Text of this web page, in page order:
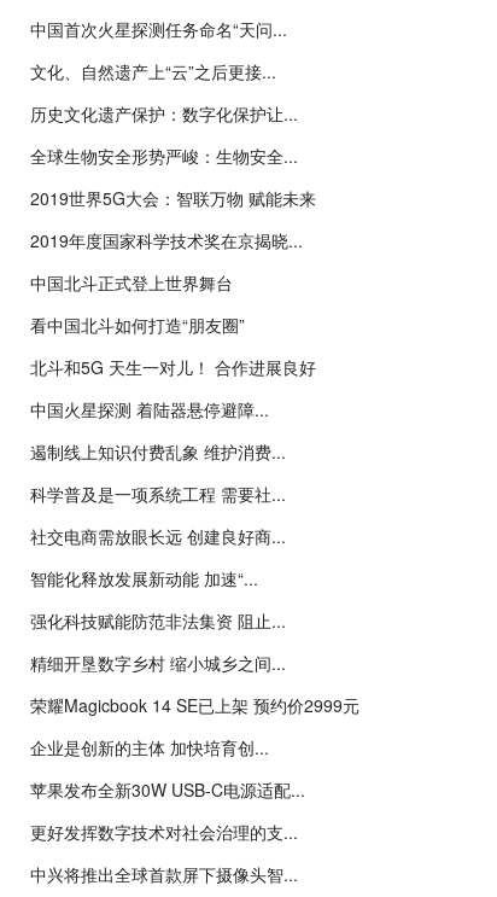
中国首次火星探测任务命名“天问...
文化、自然遗产上“云”之后更接...
历史文化遗产保护：数字化保护让...
全球生物安全形势严峻：生物安全...
2019世界5G大会：智联万物 赋能未来
2019年度国家科学技术奖在京揭晓...
中国北斗正式登上世界舞台
看中国北斗如何打造“朋友圈”
北斗和5G 天生一对儿！ 合作进展良好
中国火星探测 着陆器悬停避障...
遏制线上知识付费乱象 维护消费...
科学普及是一项系统工程 需要社...
社交电商需放眼长远 创建良好商...
智能化释放发展新动能 加速“...
强化科技赋能防范非法集资 阻止...
精细开垦数字乡村 缩小城乡之间...
荣耀Magicbook 14 SE已上架 预约价2999元
企业是创新的主体 加快培育创...
苹果发布全新30W USB-C电源适配...
更好发挥数字技术对社会治理的支...
中兴将推出全球首款屏下摄像头智...